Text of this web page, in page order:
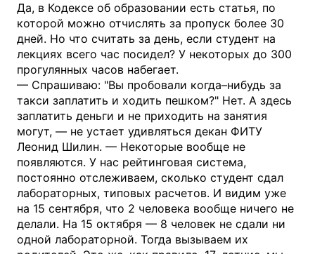
Да, в Кодексе об образовании есть статья, по
которой можно отчислять за пропуск более 30
дней. Но что считать за день, если студент на
лекциях всего час посидел? У некоторых до 300
прогулянных часов набегает.
— Спрашиваю: "Вы пробовали когда–нибудь за
такси заплатить и ходить пешком?" Нет. А здесь
заплатить деньги и не приходить на занятия
могут, — не устает удивляться декан ФИТУ
Леонид Шилин. — Некоторые вообще не
появляются. У нас рейтинговая система,
постоянно отслеживаем, сколько студент сдал
лабораторных, типовых расчетов. И видим уже
на 15 сентября, что 2 человека вообще ничего не
делали. На 15 октября — 8 человек не сдали ни
одной лабораторной. Тогда вызываем их